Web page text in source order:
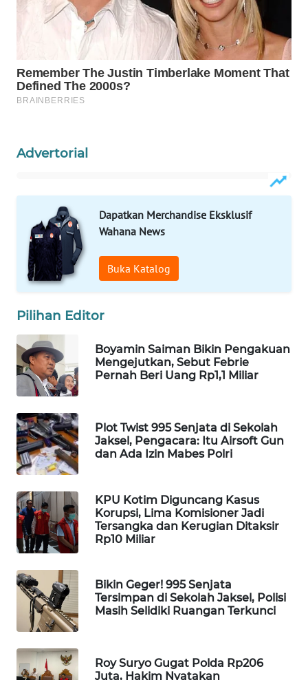
Advertorial
Dapatkan Merchandise Eksklusif
Wahana News
Buka Katalog
Pilihan Editor
Boyamin Saiman Bikin Pengakuan
Mengejutkan, Sebut Febrie
Pernah Beri Uang Rp1,1 Miliar
Plot Twist 995 Senjata di Sekolah
Jaksel, Pengacara: Itu Airsoft Gun
dan Ada Izin Mabes Polri
KPU Kotim Diguncang Kasus
Korupsi, Lima Komisioner Jadi
Tersangka dan Kerugian Ditaksir
Rp10 Miliar
Bikin Geger! 995 Senjata
Tersimpan di Sekolah Jaksel, Polisi
Masih Selidiki Ruangan Terkunci
Roy Suryo Gugat Polda Rp206
Juta, Hakim Nyatakan
WAHANANEWS
WAHANA
SPORT
UMKM
SELEB
WAHANA
PERSONA
WAHANA
WAHANA
HEALTH
WAHANA
DESA
WISATA
LAPAK
WAHANA
Wahana
Network
KONSUMEN
MASYARAKAT
KELISTRIKAN
WALINKI
ID